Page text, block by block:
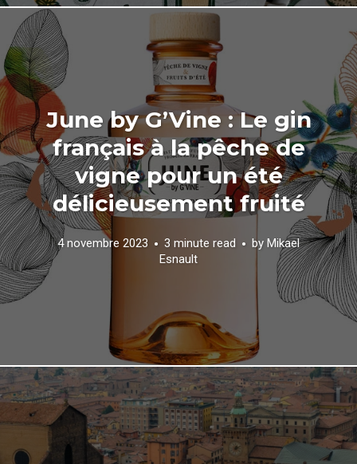
June by G’Vine : Le gin
français à la pêche de
vigne pour un été
délicieusement fruité
4 novembre 2023 3 minute read by Mikael
Esnault